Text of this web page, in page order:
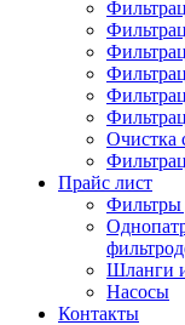
Очистка
Прайс лист
Фильтры
Шланги
Насосы
Контакты